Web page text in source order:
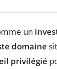
un
domaine
privilégié